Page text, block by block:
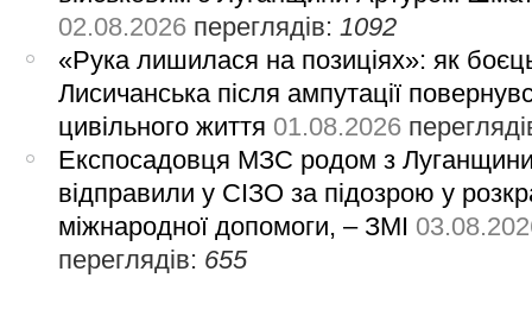
02.08.2026 переглядів:1092
«Рука лишилася на позиціях»: як
Лисичанська після ампутації
цивільного життя 01.08.2026
Експосадовця МЗС родом з
відправили у СІЗО за підозрою у
міжнародної допомоги, – ЗМІ
переглядів: 655